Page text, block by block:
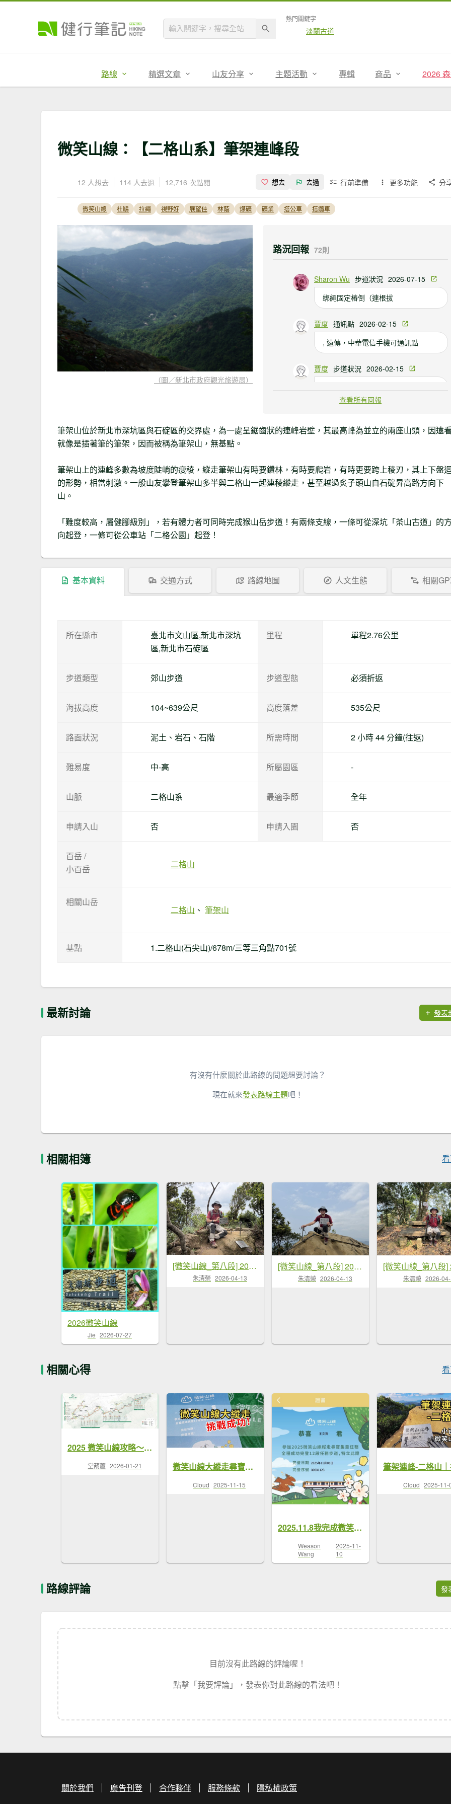
熱門關鍵字
淡蘭古道
路線 精選文章 山友分享 主題活動 專輯 商品 2026
微笑山線：【二格山系】筆架連峰段
12 人想去 114 人去過 12,716 次點閱 想去 去過 行前準備 更多功能 分
微笑山線 杜鵑 拉繩 視野好 展望佳 林蔭 煤礦 礦業 搭公車 搭纜車
（圖／新北市政府觀光旅遊局）
路況回報 72則
Sharon Wu 步道狀況 2026-07-15
绑繩固定樁倒（連根拔
賈度 通訊點 2026-02-15
, 遠傳，中華電信手機可通訊點
賈度 步道狀況 2026-02-15
查看所有回報
筆架山位於新北市深坑區與石碇區的交界處，為一處呈鋸齒狀的連峰岩壁，其最高峰為並立的兩座山頭，因遠
就像是插著筆的筆架，因而被稱為筆架山，無基點。
筆架山上的連峰多數為坡度陡峭的瘦稜，縱走筆架山有時要鑽林，有時要爬岩，有時更要跨上稜刃，其上下盤
的形勢，相當刺激。一般山友攀登筆架山多半與二格山一起連稜縱走，甚至越過炙子頭山自石碇昇高路方向下
山。
「難度較高，屬健腳級別」，若有體力者可同時完成猴山岳步道！有兩條支線，一條可從深坑「茶山古道」的
向起登，一條可從公車站「二格公園」起登！
基本資料 交通方式 路線地圖 人文生態 相關
所在縣市
臺北市文山區,新北市深坑
區,新北市石碇區
里程 單程2.76公里
步道類型 郊山步道 步道型態 必須折返
海拔高度 104~639公尺 高度落差 535公尺
路面狀況 泥土、岩石、石階 所需時間 2 小時 44 分鐘(往返)
難易度 中-高 所屬園區 -
山脈 二格山系 最適季節 全年
申請入山 否 申請入園 否
百岳 /
小百岳
二格山
相關山岳
二格山 筆架山
基點 1.二格山(石尖山)/678m/三等三角點701號
最新討論 發表
有沒有什麼關於此路線的問題想要討論？
現在就來發表路線主題吧！
相關相簿
2026微笑山線
Jie 2026-07-27
[微笑山線_第八段] 2026_0411 二格山系_筆架山南峰
朱清榮 2026-04-13
[微笑山線_第八段] 2026_0411 二格山系_筆架山北峰
朱清榮 2026-04-13 朱清榮 2026-
相關心得
2025 微笑山線攻略～ 健行筆記之尋寶任務
堂葫蘆 2026-01-21 微笑山線大縱走尋寶集章任務｜挑戰成功！心得分享
Cloud 2025-11-15
2025.11.8我完成微笑山線縱走
Weason
Wang
2025-11-
10
Cloud 2025-11-
路線評論 發
目前沒有此路線的評論喔！
點擊「我要評論」，發表你對此路線的看法吧！
關於我們 廣告刊登 合作夥伴 服務條款 隱私權政策